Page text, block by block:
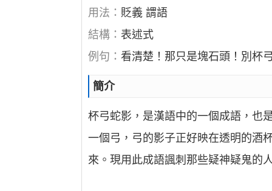
用法： 貶義 謂語
結構： 表述式
例句：看清楚！那只是塊石頭！別杯
簡介
杯弓蛇影，是漢語中的一個成語，也
一個弓，弓的影子正好映在透明的酒
來。現用此成語諷刺那些疑神疑鬼的